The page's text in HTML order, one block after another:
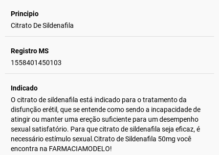
Principio
Citrato De Sildenafila
Registro MS
1558401450103
Indicado
O citrato de sildenafila está indicado para o tratamento da
disfunção erétil, que se entende como sendo a incapacidade de
atingir ou manter uma ereção suficiente para um desempenho
sexual satisfatório. Para que citrato de sildenafila seja eficaz, é
necessário estímulo sexual.Citrato de Sildenafila 50mg você
encontra na FARMACIAMODELO!